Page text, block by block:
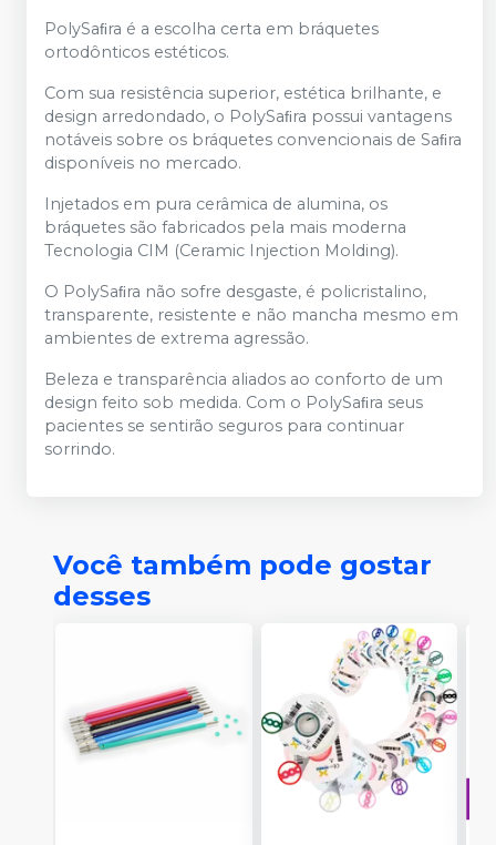
PolySaﬁra é a escolha certa em bráquetes
ortodônticos estéticos.
Com sua resistência superior, estética brilhante, e
design arredondado, o PolySaﬁra possui vantagens
notáveis sobre os bráquetes convencionais de Saﬁra
disponíveis no mercado.
Injetados em pura cerâmica de alumina, os
bráquetes são fabricados pela mais moderna
Tecnologia CIM (Ceramic Injection Molding).
O PolySaﬁra não sofre desgaste, é policristalino,
transparente, resistente e não mancha mesmo em
ambientes de extrema agressão.
Beleza e transparência aliados ao conforto de um
design feito sob medida. Com o PolySaﬁra seus
pacientes se sentirão seguros para continuar
sorrindo.
Você também pode gostar
desses